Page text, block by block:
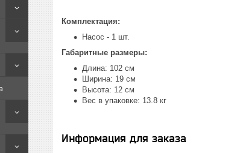
Комплектация:
Насос - 1 шт.
Габаритные размеры:
Длина: 102 см
Ширина: 19 см
Высота: 12 см
Вес в упаковке: 13.8 кг
Информация для заказа